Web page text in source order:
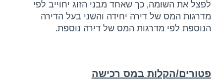
לפצל את השומה, כך שאחד מבני הזוג יחוייב לפי
מדרגות המס של דירה יחידה והשני בעל הדירה
הנוספת לפי מדרגות המס של דירה נוספת.
פטורים/הקלות במס רכישה